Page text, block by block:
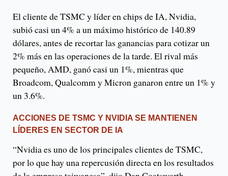
El cliente de TSMC y líder en chips de IA, Nvidia,
subió casi un 4% a un máximo histórico de 140.89
dólares, antes de recortar las ganancias para cotizar un
2% más en las operaciones de la tarde. El rival más
pequeño, AMD, ganó casi un 1%, mientras que
Broadcom, Qualcomm y Micron ganaron entre un 1% y
un 3.6%.
ACCIONES DE TSMC Y NVIDIA SE MANTIENEN
LÍDERES EN SECTOR DE IA
“Nvidia es uno de los principales clientes de TSMC,
por lo que hay una repercusión directa en los resultados